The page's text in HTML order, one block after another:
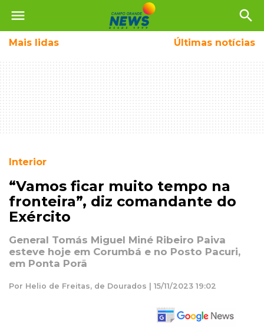
menu search
Mais lidas Últimas notícias
Interior
“Vamos ficar muito tempo na
fronteira”, diz comandante do
Exército
General Tomás Miguel Miné Ribeiro Paiva
esteve hoje em Corumbá e no Posto Pacuri,
em Ponta Porã
Por Helio de Freitas, de Dourados | 15/11/2023 19:02